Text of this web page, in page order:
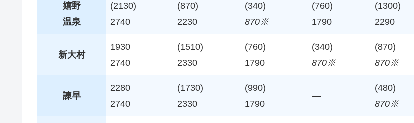
嬉野
温泉
(2130)
2740
(870)
2230
(340)
870※
(760)
1790
(1300)
2290
新大村
1930
2740
(1510)
2330
(760)
1790
(340)
870※
(870)
870※
諫早
2280
2740
(1730)
2330
(990)
1790
—
(480)
870※